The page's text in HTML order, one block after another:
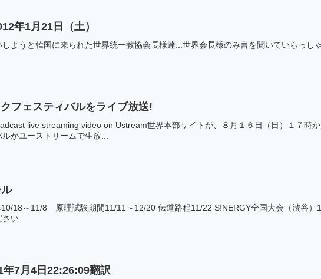
年1月21日（土）
ようと韓国に来られた世界統一教協会長様達...世界会長様のみ言を聞いていらっし
フェスティバルをライブ放送!
live streaming video on Ustream世界本部サイトが、８月１６日（日）１７時
がユーストリームで生放...
18～11/8 原理試験期間11/11～12/20 伝道路程11/22 S!NERGY全国大会（渋谷
さい
7月4日22:26:09翻訳